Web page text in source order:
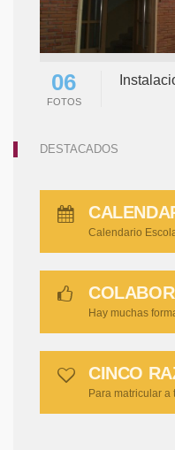
06
FOTOS
DESTACADOS
Calendario
Hay muchas
CINCO
Para matricular a